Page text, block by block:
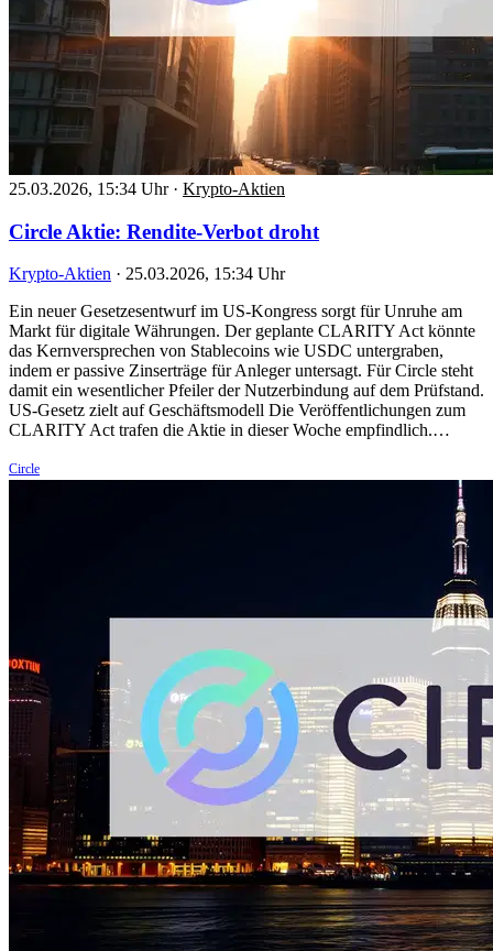
25.03.2026, 15:34 Uhr · Krypto-Aktien
Circle Aktie: Rendite-Verbot droht
Krypto-Aktien · 25.03.2026, 15:34 Uhr
Ein neuer Gesetzesentwurf im US-Kongress sorgt für Unruhe am
Markt für digitale Währungen. Der geplante CLARITY Act könnte
das Kernversprechen von Stablecoins wie USDC untergraben,
indem er passive Zinserträge für Anleger untersagt. Für Circle steht
damit ein wesentlicher Pfeiler der Nutzerbindung auf dem Prüfstand.
US-Gesetz zielt auf Geschäftsmodell Die Veröffentlichungen zum
CLARITY Act trafen die Aktie in dieser Woche empfindlich.…
Circle